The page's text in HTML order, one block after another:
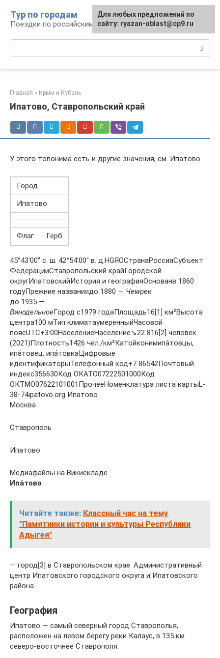
контенту
Тур по городам
Поездки по российским городам
Главная » Крым и Кубань
Ипатово, Ставропольский край
У этого топонима есть и другие значения, см. Ипатово.
Город
Ипатово
Флаг Герб
45°43′00″ с. ш. 42°54′00″ в. д.HGЯOСтранаРоссияСубъект
ФедерацииСтавропольский крайГородской
округИпатовскийИстория и географияОснованв 1860
годуПрежние названиядо 1880 — Чемрек
до 1935 —
ВинодельноеГород с1979 годаПлощадь16[1] км²Высота
центра100 мТип климатаумеренныйЧасовой
поясUTC+3:00НаселениеНаселение↘22 816[2] человек
(2021)Плотность1426 чел./км²Катойконимипа́товцы,
ипа́товец, ипа́товкаЦифровые
идентификаторыТелефонный код+7 86542Почтовый
индекс356630Код ОКАТО07222501000Код
ОКТМО07622101001ПрочееНоменклатура листа картыL-
38-74ipatovo.org Ипатово
Москва
Ставрополь
Ипатово
Медиафайлы на Викискладе
Ипа́тово
Читайте также: Классный час на тему
"Памятники истории и культуры Республики
Адыгея"
— город[3] в Ставропольском крае. Административный
центр Ипатовского городского округа и Ипатовского
района.
География
Ипатово — самый северный город Ставрополья,
расположен на левом берегу реки Калаус, в 135 км
северо-восточнее Ставрополя.
Для любых предложений по
сайту: ryazan-oblast@cp9.ru